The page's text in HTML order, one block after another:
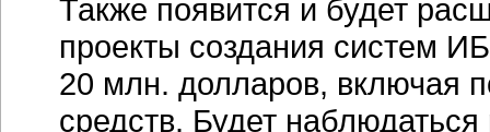
Также появится и будет
проекты создания систем
20 млн. долларов, включая
средств. Будет